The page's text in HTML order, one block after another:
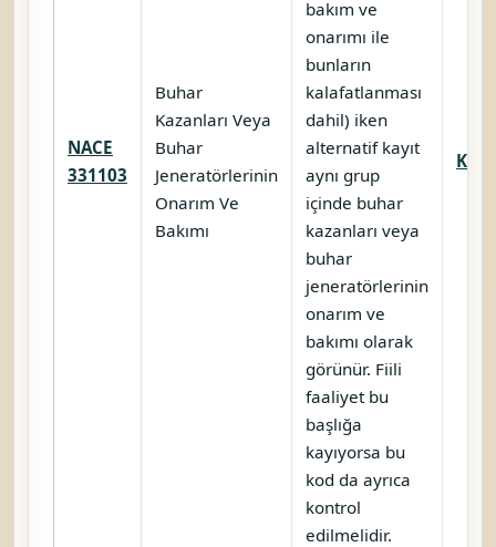
NACE
331103
Buhar
Kazanları Veya
Buhar
Jeneratörlerinin
Onarım Ve
Bakımı
bakım ve
onarımı ile
bunların
kalafatlanması
dahil) iken
alternatif kayıt
aynı grup
içinde buhar
kazanları veya
buhar
jeneratörlerinin
onarım ve
bakımı olarak
görünür. Fiili
faaliyet bu
başlığa
kayıyorsa bu
kod da ayrıca
kontrol
edilmelidir.